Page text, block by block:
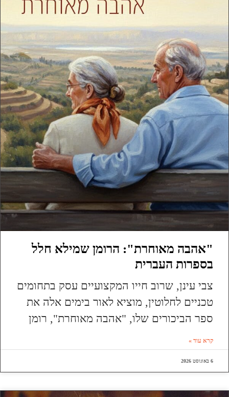
"אהבה מאוחרת": הרומן שמילא חלל
בספרות העברית
צבי עינן, שרוב חייו המקצועיים עסק בתחומים
טכניים לחלוטין, מוציא לאור בימים אלה את
ספר הביכורים שלו, "אהבה מאוחרת", רומן
קרא עוד »
6 באוגוסט 2026